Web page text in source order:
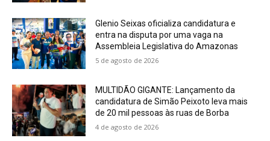
Glenio Seixas oficializa candidatura e
entra na disputa por uma vaga na
Assembleia Legislativa do Amazonas
5 de agosto de 2026
MULTIDÃO GIGANTE: Lançamento da
candidatura de Simão Peixoto leva mais
de 20 mil pessoas às ruas de Borba
4 de agosto de 2026